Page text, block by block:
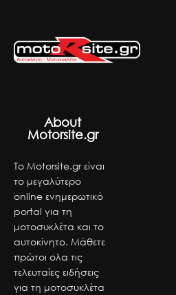
About
Motorsite.gr
Το Motorsite.gr είναι
το μεγαλύτερο
online ενημερωτικό
portal για τη
μοτοσυκλέτα και το
αυτοκίνητο. Μάθετε
πρώτοι ολα τις
τελευταίες ειδήσεις
για τη μοτοσυκλέτα